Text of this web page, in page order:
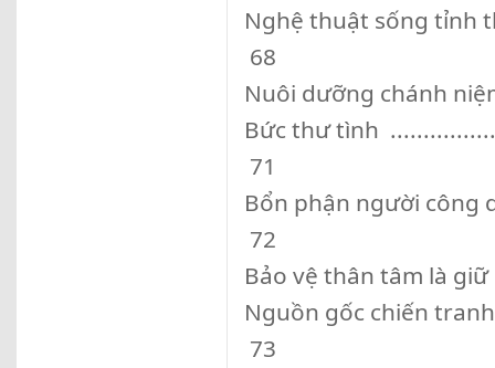
Nghệ thuật sống tỉnh
68
Nuôi dưỡng chánh
Bức thư tình
71
Bổn phận người công
72
Bảo vệ thân tâm là
Nguồn gốc chiến
73